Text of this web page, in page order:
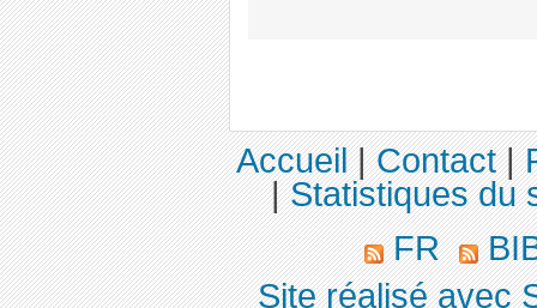
Accueil|Contact|
|Statistiques du
FR
Site réalisé avec